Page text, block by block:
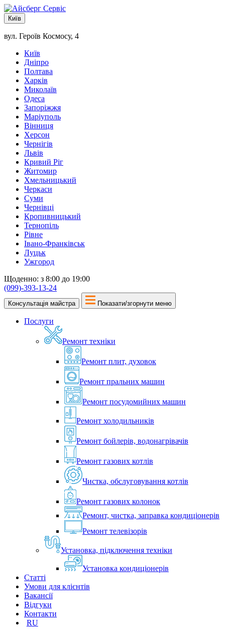
Київ
вул. Героїв Космосу, 4
Київ
Дніпро
Полтава
Харків
Миколаїв
Одеса
Запоріжжя
Маріуполь
Вінниця
Херсон
Чернігів
Львів
Кривий Ріг
Житомир
Хмельницький
Черкаси
Суми
Чернівці
Кропивницький
Тернопіль
Рівне
Івано-Франківськ
Луцьк
Ужгород
Щоденно: з 8:00 до 19:00
(099)-393-13-24
Консультація майстра Показати/згорнути меню
Послуги
Ремонт техніки
Ремонт плит, духовок
Ремонт пральних машин
Ремонт посудомийних машин
Ремонт холодильників
Ремонт бойлерів, водонагрівачів
Ремонт газових котлів
Чистка, обслуговування котлів
Ремонт газових колонок
Ремонт, чистка, заправка кондиціонерів
Ремонт телевізорів
Установка, підключення техніки
Установка кондиціонерів
Статті
Умови для клієнтів
Вакансії
Відгуки
Контакти
RU